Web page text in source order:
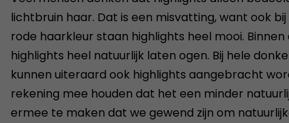
lichtbruin haar. Dat is een misvatting, want ook
rode haarkleur staan highlights heel mooi.
highlights heel natuurlijk laten ogen. Bij hele
kunnen uiteraard ook highlights aangebracht
rekening mee houden dat het een minder
ermee te maken dat we gewend zijn om